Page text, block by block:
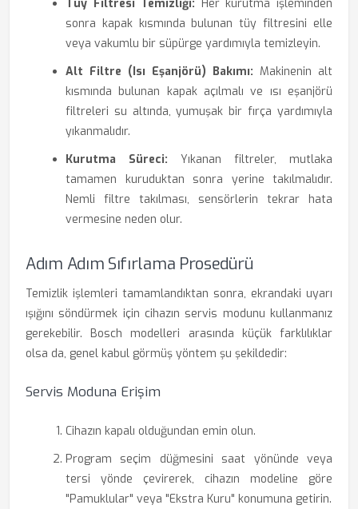
Tüy Filtresi Temizliği: Her kurutma işleminden
sonra kapak kısmında bulunan tüy filtresini elle
veya vakumlu bir süpürge yardımıyla temizleyin.
Alt Filtre (Isı Eşanjörü) Bakımı: Makinenin alt
kısmında bulunan kapak açılmalı ve ısı eşanjörü
filtreleri su altında, yumuşak bir fırça yardımıyla
yıkanmalıdır.
Kurutma Süreci: Yıkanan filtreler, mutlaka
tamamen kuruduktan sonra yerine takılmalıdır.
Nemli filtre takılması, sensörlerin tekrar hata
vermesine neden olur.
Adım Adım Sıfırlama Prosedürü
Temizlik işlemleri tamamlandıktan sonra, ekrandaki uyarı
ışığını söndürmek için cihazın servis modunu kullanmanız
gerekebilir. Bosch modelleri arasında küçük farklılıklar
olsa da, genel kabul görmüş yöntem şu şekildedir:
Servis Moduna Erişim
Cihazın kapalı olduğundan emin olun.
Program seçim düğmesini saat yönünde veya
tersi yönde çevirerek, cihazın modeline göre
"Pamuklular" veya "Ekstra Kuru" konumuna getirin.